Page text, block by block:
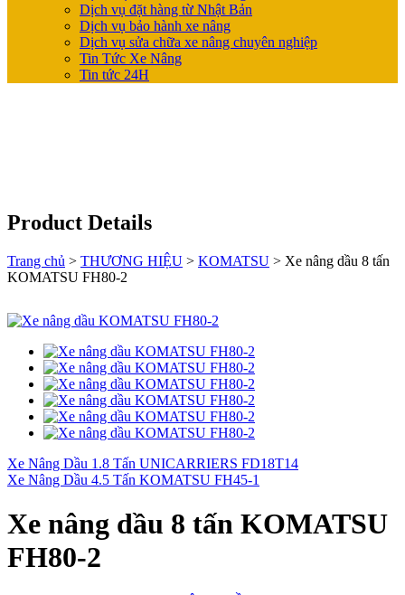
Dịch vụ đặt hàng từ Nhật Bản
Dịch vụ bảo hành xe nâng
Dịch vụ sửa chữa xe nâng chuyên nghiệp
Tin Tức Xe Nâng
Tin tức 24H
Product Details
Trang chủ > THƯƠNG HIỆU > KOMATSU > Xe nâng dầu 8 tấn
KOMATSU FH80-2
Xe Nâng Dầu 1.8 Tấn UNICARRIERS FD18T14
Xe Nâng Dầu 4.5 Tấn KOMATSU FH45-1
Xe nâng dầu 8 tấn KOMATSU
FH80-2